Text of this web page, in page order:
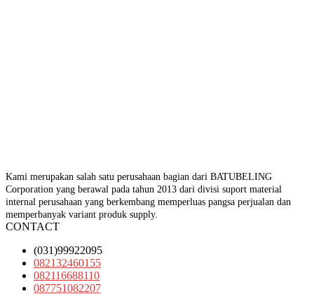
Kami merupakan salah satu perusahaan bagian dari BATUBELING
Corporation yang berawal pada tahun 2013 dari divisi suport material
internal perusahaan yang berkembang memperluas pangsa perjualan dan
memperbanyak variant produk supply.
CONTACT
(031)99922095
082132460155
082116688110
087751082207